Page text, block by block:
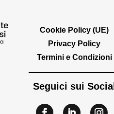
Cookie Policy (UE)
Privacy Policy
Termini e Condizioni
Seguici sui Social